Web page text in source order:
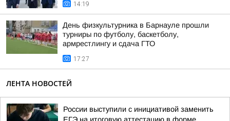
14:19
День физкультурника в Барнауле прошли
турниры по футболу, баскетболу,
армрестлингу и сдача ГТО
17:27
ЛЕНТА НОВОСТЕЙ
России выступили с инициативой заменить